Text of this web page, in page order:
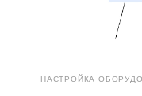
НАСТРОЙКА